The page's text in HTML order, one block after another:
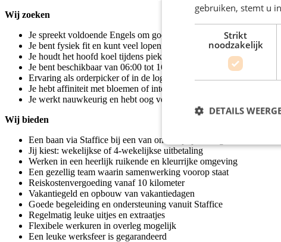
Wij zoeken
Je spreekt voldoende Engels om goed te communiceren
Je bent fysiek fit en kunt veel lopen en tillen
Je houdt het hoofd koel tijdens piekmomenten
Je bent beschikbaar van 06:00 tot 16:00 uur
Ervaring als orderpicker of in de logistiek is mooi meegenomen
Je hebt affiniteit met bloemen of interesse in de sector
Je werkt nauwkeurig en hebt oog voor detail
Wij bieden
Een baan via Staffice bij een van onze topopdrachtgevers
Jij kiest: wekelijkse of 4-wekelijkse uitbetaling
Werken in een heerlijk ruikende en kleurrijke omgeving
Een gezellig team waarin samenwerking voorop staat
Reiskostenvergoeding vanaf 10 kilometer
Vakantiegeld en opbouw van vakantiedagen
Goede begeleiding en ondersteuning vanuit Staffice
Regelmatig leuke uitjes en extraatjes
Flexibele werkuren in overleg mogelijk
Een leuke werksfeer is gegarandeerd
gebruiken, stemt u
Strikt
noodzakelijk
DETAILS